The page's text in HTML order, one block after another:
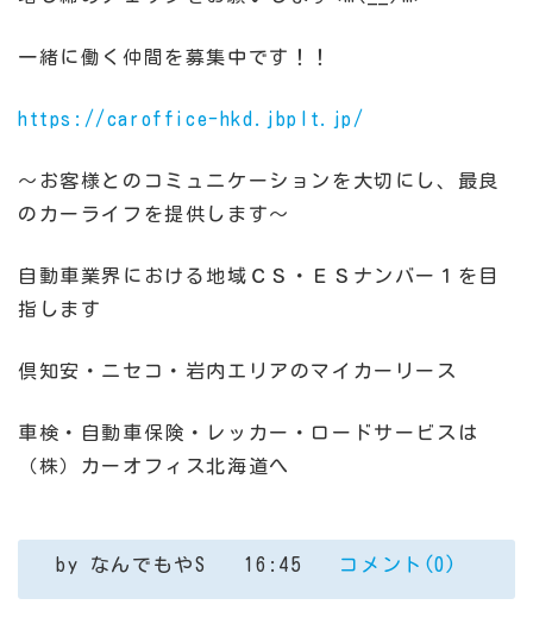
一緒に働く仲間を募集中です！！
https://caroffice-hkd.jbplt.jp/
～お客様とのコミュニケーションを大切にし、最良
のカーライフを提供します～
自動車業界における地域ＣＳ・ＥＳナンバー１を目
指します
倶知安・ニセコ・岩内エリアのマイカーリース
車検・自動車保険・レッカー・ロードサービスは
（株）カーオフィス北海道へ
by なんでもやS 16:45 コメント(0)